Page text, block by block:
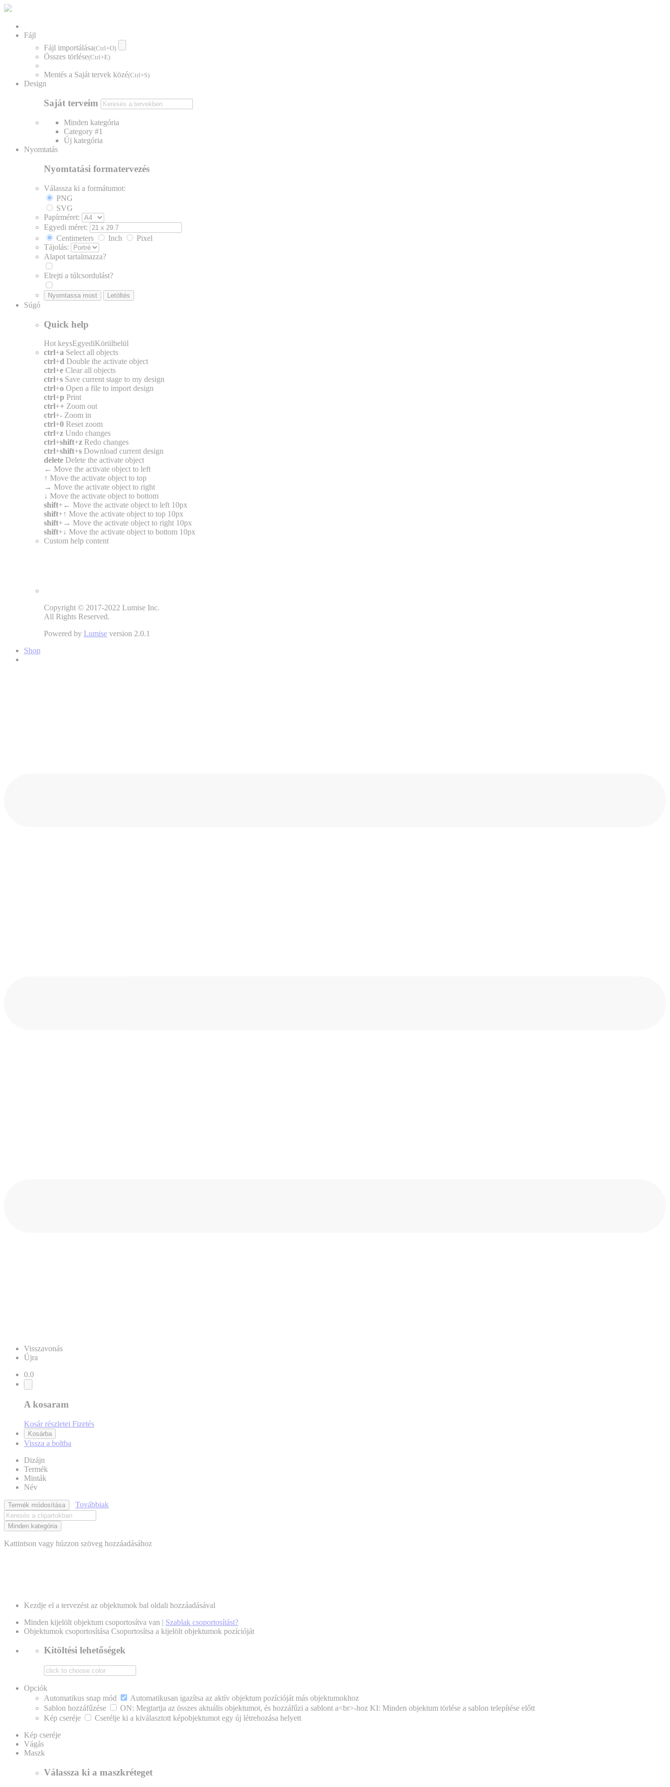
Fájl
Fájl importálása(Ctrl+O)
Összes törlése(Ctrl+E)
Mentés a Saját tervek közé(Ctrl+S)
Design
Saját terveim
Minden kategória
Category #1
Új kategória
Nyomtatás
Nyomtatási formatervezés
Válassza ki a formátumot:
PNG
SVG
Papírméret:
Egyedi méret:
Centimeters
Inch
Pixel
Tájolás:
Alapot tartalmazza?
Elrejti a túlcsordulást?
Nyomtassa most Letöltés
Súgó
Quick help
Hot keysEgyediKörülbelül
ctrl+a Select all objects
ctrl+d Double the activate object
ctrl+e Clear all objects
ctrl+s Save current stage to my design
ctrl+o Open a file to import design
ctrl+p Print
ctrl++ Zoom out
ctrl+- Zoom in
ctrl+0 Reset zoom
ctrl+z Undo changes
ctrl+shift+z Redo changes
ctrl+shift+s Download current design
delete Delete the activate object
← Move the activate object to left
↑ Move the activate object to top
→ Move the activate object to right
↓ Move the activate object to bottom
shift+ ← Move the activate object to left 10px
shift+↑ Move the activate object to top 10px
shift+ → Move the activate object to right 10px
shift+↓ Move the activate object to bottom 10px
Custom help content
Copyright © 2017-2022 Lumise Inc.
All Rights Reserved.
Powered by Lumise version 2.0.1
Shop
Visszavonás
Újra
0.0
A kosaram
Kosár részletei Fizetés
Kosárba
Vissza a boltba
Dizájn
Termék
Minták
Név
Termék módosítása Továbbiak
Minden kategória
Kattintson vagy húzzon szöveg hozzáadásához
Kezdje el a tervezést az objektumok bal oldali hozzáadásával
Minden kijelölt objektum csoportosítva van | Szablak csoportosítást?
Objektumok csoportosítása Csoportosítsa a kijelölt objektumok pozícióját
Kitöltési lehetőségek
Opciók
Automatikus snap mód
Automatikusan igazítsa az aktív objektum pozícióját más objektumokhoz
Sablon hozzáfűzése
ON: Megtartja az összes aktuális objektumot, és hozzáfűzi a sablont a<br>-hoz KI: Minden objektum törlése a sablon telepítése előtt
Kép cseréje
Cserélje ki a kiválasztott képobjektumot egy új létrehozása helyett
Kép cseréje
Vágás
Maszk
Válassza ki a maszkréteget